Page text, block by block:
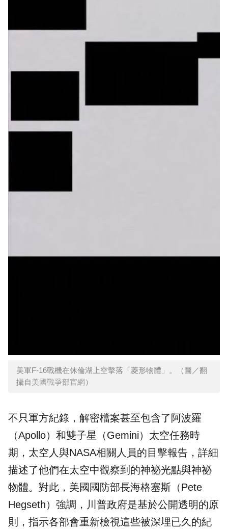
美軍F-16戰機在休倫湖上空擊落「菱形物體」。（圖／翻
攝自美國戰爭部官網）
不只軍方紀錄，解密檔案甚至包含了阿波羅
（Apollo）和雙子星（Gemini）太空任務時
期，太空人與NASA相關人員的目擊報告，詳細
描述了他們在太空中觀察到的神祕光點與神祕
物體。對此，美國國防部長海格塞斯（Pete
Hegseth）強調，川普政府是基於公開透明的原
則，指示各部會重新檢視這些被深埋已久的紀